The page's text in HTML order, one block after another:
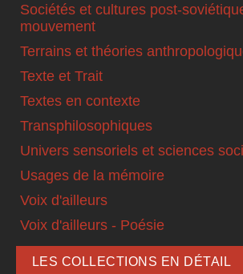
Sociétés et cultures post-
mouvement
Terrains et théories
Texte et Trait
Textes en contexte
Transphilosophiques
Univers sensoriels et sciences
Usages de la mémoire
Voix d'ailleurs
Voix d'ailleurs - Poésie
LES COLLECTIONS EN DÉTAIL